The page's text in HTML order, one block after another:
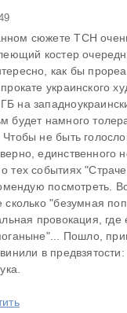
сюжете ТСН
костер
как бы
украинского
на
будет намного
не быть
единственного
тех событиях
посмотреть.
"безумная
провокация, где
Пошло,
в